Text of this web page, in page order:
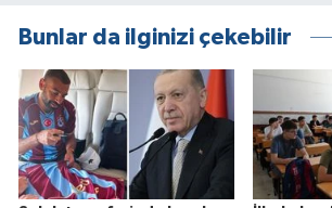
Bunlar da ilginizi çekebilir